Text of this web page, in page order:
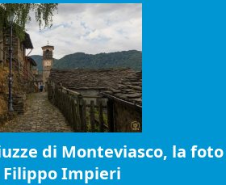
di Monteviasco, la foto
Filippo Impieri